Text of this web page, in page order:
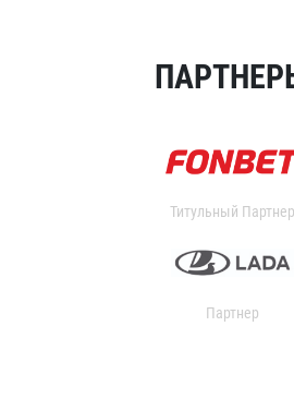
Титульный Партнер
Партнер